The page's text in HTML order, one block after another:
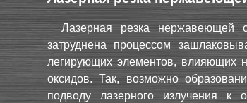
Лазерная резка нержавеющей
затруднена процессом
легирующих элементов, влияющих
оксидов. Так, возможно
подводу лазерного излучения к